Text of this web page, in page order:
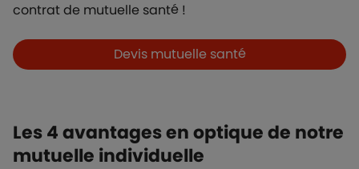
contrat de mutuelle santé !
Boutons et liensDevis mutuelle santé
Les 4 avantages en optique de notre
mutuelle individuelle